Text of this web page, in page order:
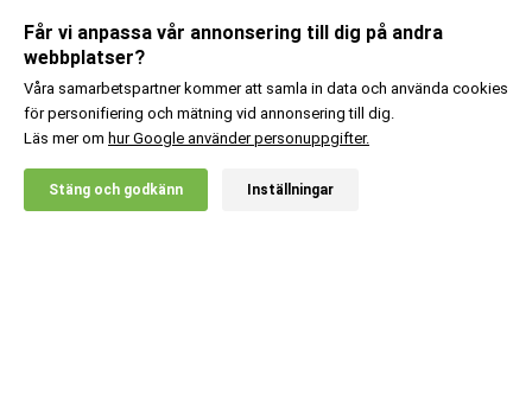
20% RABATT!
X
Får vi anpassa vår annonsering till dig på andra
webbplatser?
Våra samarbetspartner kommer att samla in data och använda cookies
för personifiering och mätning vid annonsering till dig.
Läs mer om hur Google använder personuppgifter.
Stäng och godkänn Inställningar